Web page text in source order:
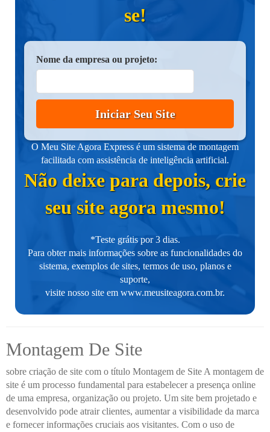
se!
Nome da empresa ou projeto:
Iniciar Seu Site
O Meu Site Agora Express é um sistema de montagem
facilitada com assistência de inteligência artificial.
Não deixe para depois, crie
seu site agora mesmo!
*Teste grátis por 3 dias.
Para obter mais informações sobre as funcionalidades do
sistema, exemplos de sites, termos de uso, planos e
suporte,
visite nosso site em www.meusiteagora.com.br.
Montagem De Site
sobre criação de site com o título Montagem de Site A montagem de
site é um processo fundamental para estabelecer a presença online
de uma empresa, organização ou projeto. Um site bem projetado e
desenvolvido pode atrair clientes, aumentar a visibilidade da marca
e fornecer informações cruciais aos visitantes. Com o uso de